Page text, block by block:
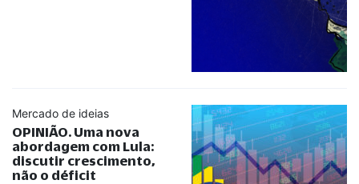
Mercado de ideias
OPINIÃO. Uma nova
abordagem com Lula:
discutir crescimento,
não o déficit